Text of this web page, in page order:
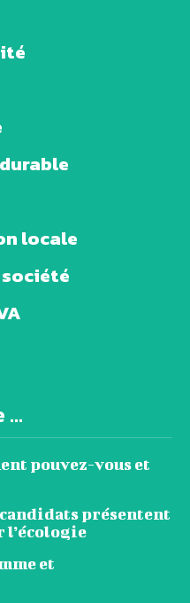
locale
pouvez-vous et
présentent
l’écologie
et